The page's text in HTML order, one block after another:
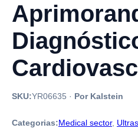
SKU:YR06635 · Por Kalstein
Categorias:Medical sector,